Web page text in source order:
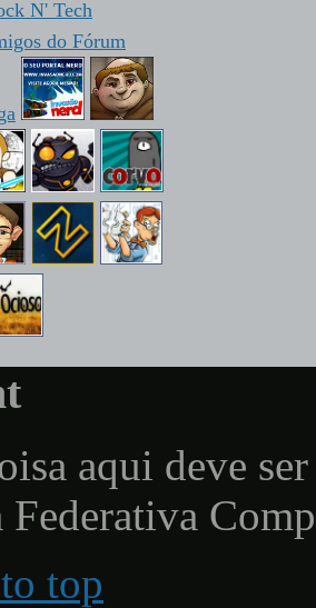
aqui deve
Federativa
top